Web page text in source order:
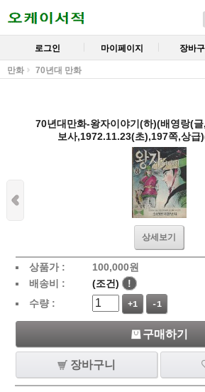
로그인 마이페이지 장바
만화 70년대 만화
70년대만화-왕자이야기(하)(배영랑(
보사,1972.11.23(초),197쪽,상급
상세보기
상품가 : 100,000원
배송비 :
(조건)
!
수량 :
+1 -1
구매하기
장바구니